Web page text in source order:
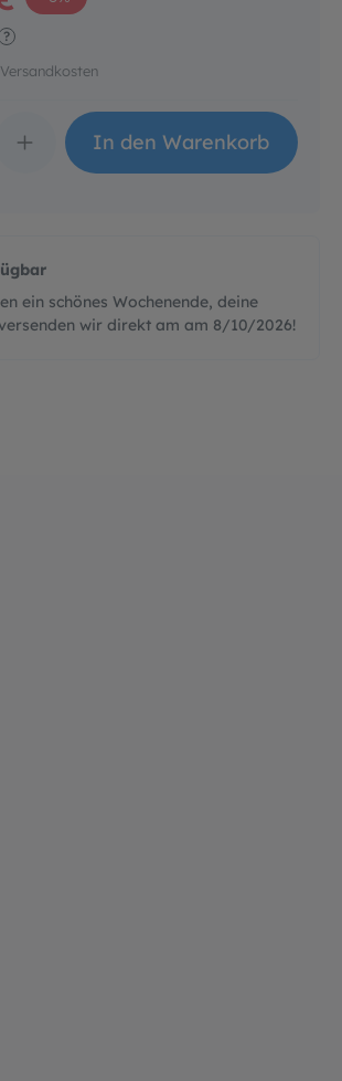
?
zzgl. Versandkosten
Produkt Anzahl: Gib
In den Warenkorb
ein schönes Wochenende, deine
wir direkt am am 8/10/2026!